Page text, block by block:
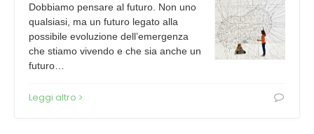
Dobbiamo pensare al futuro. Non uno
qualsiasi, ma un futuro legato alla
possibile evoluzione dell’emergenza
che stiamo vivendo e che sia anche un
futuro…
Leggi altro